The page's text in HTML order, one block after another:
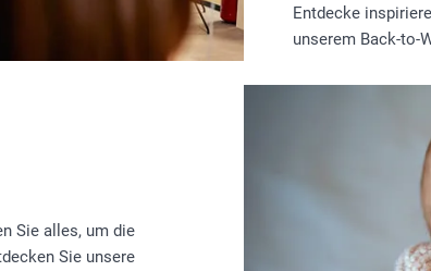
Entdecke
unserem Back-to-
Sie alles, um die
Sie unsere